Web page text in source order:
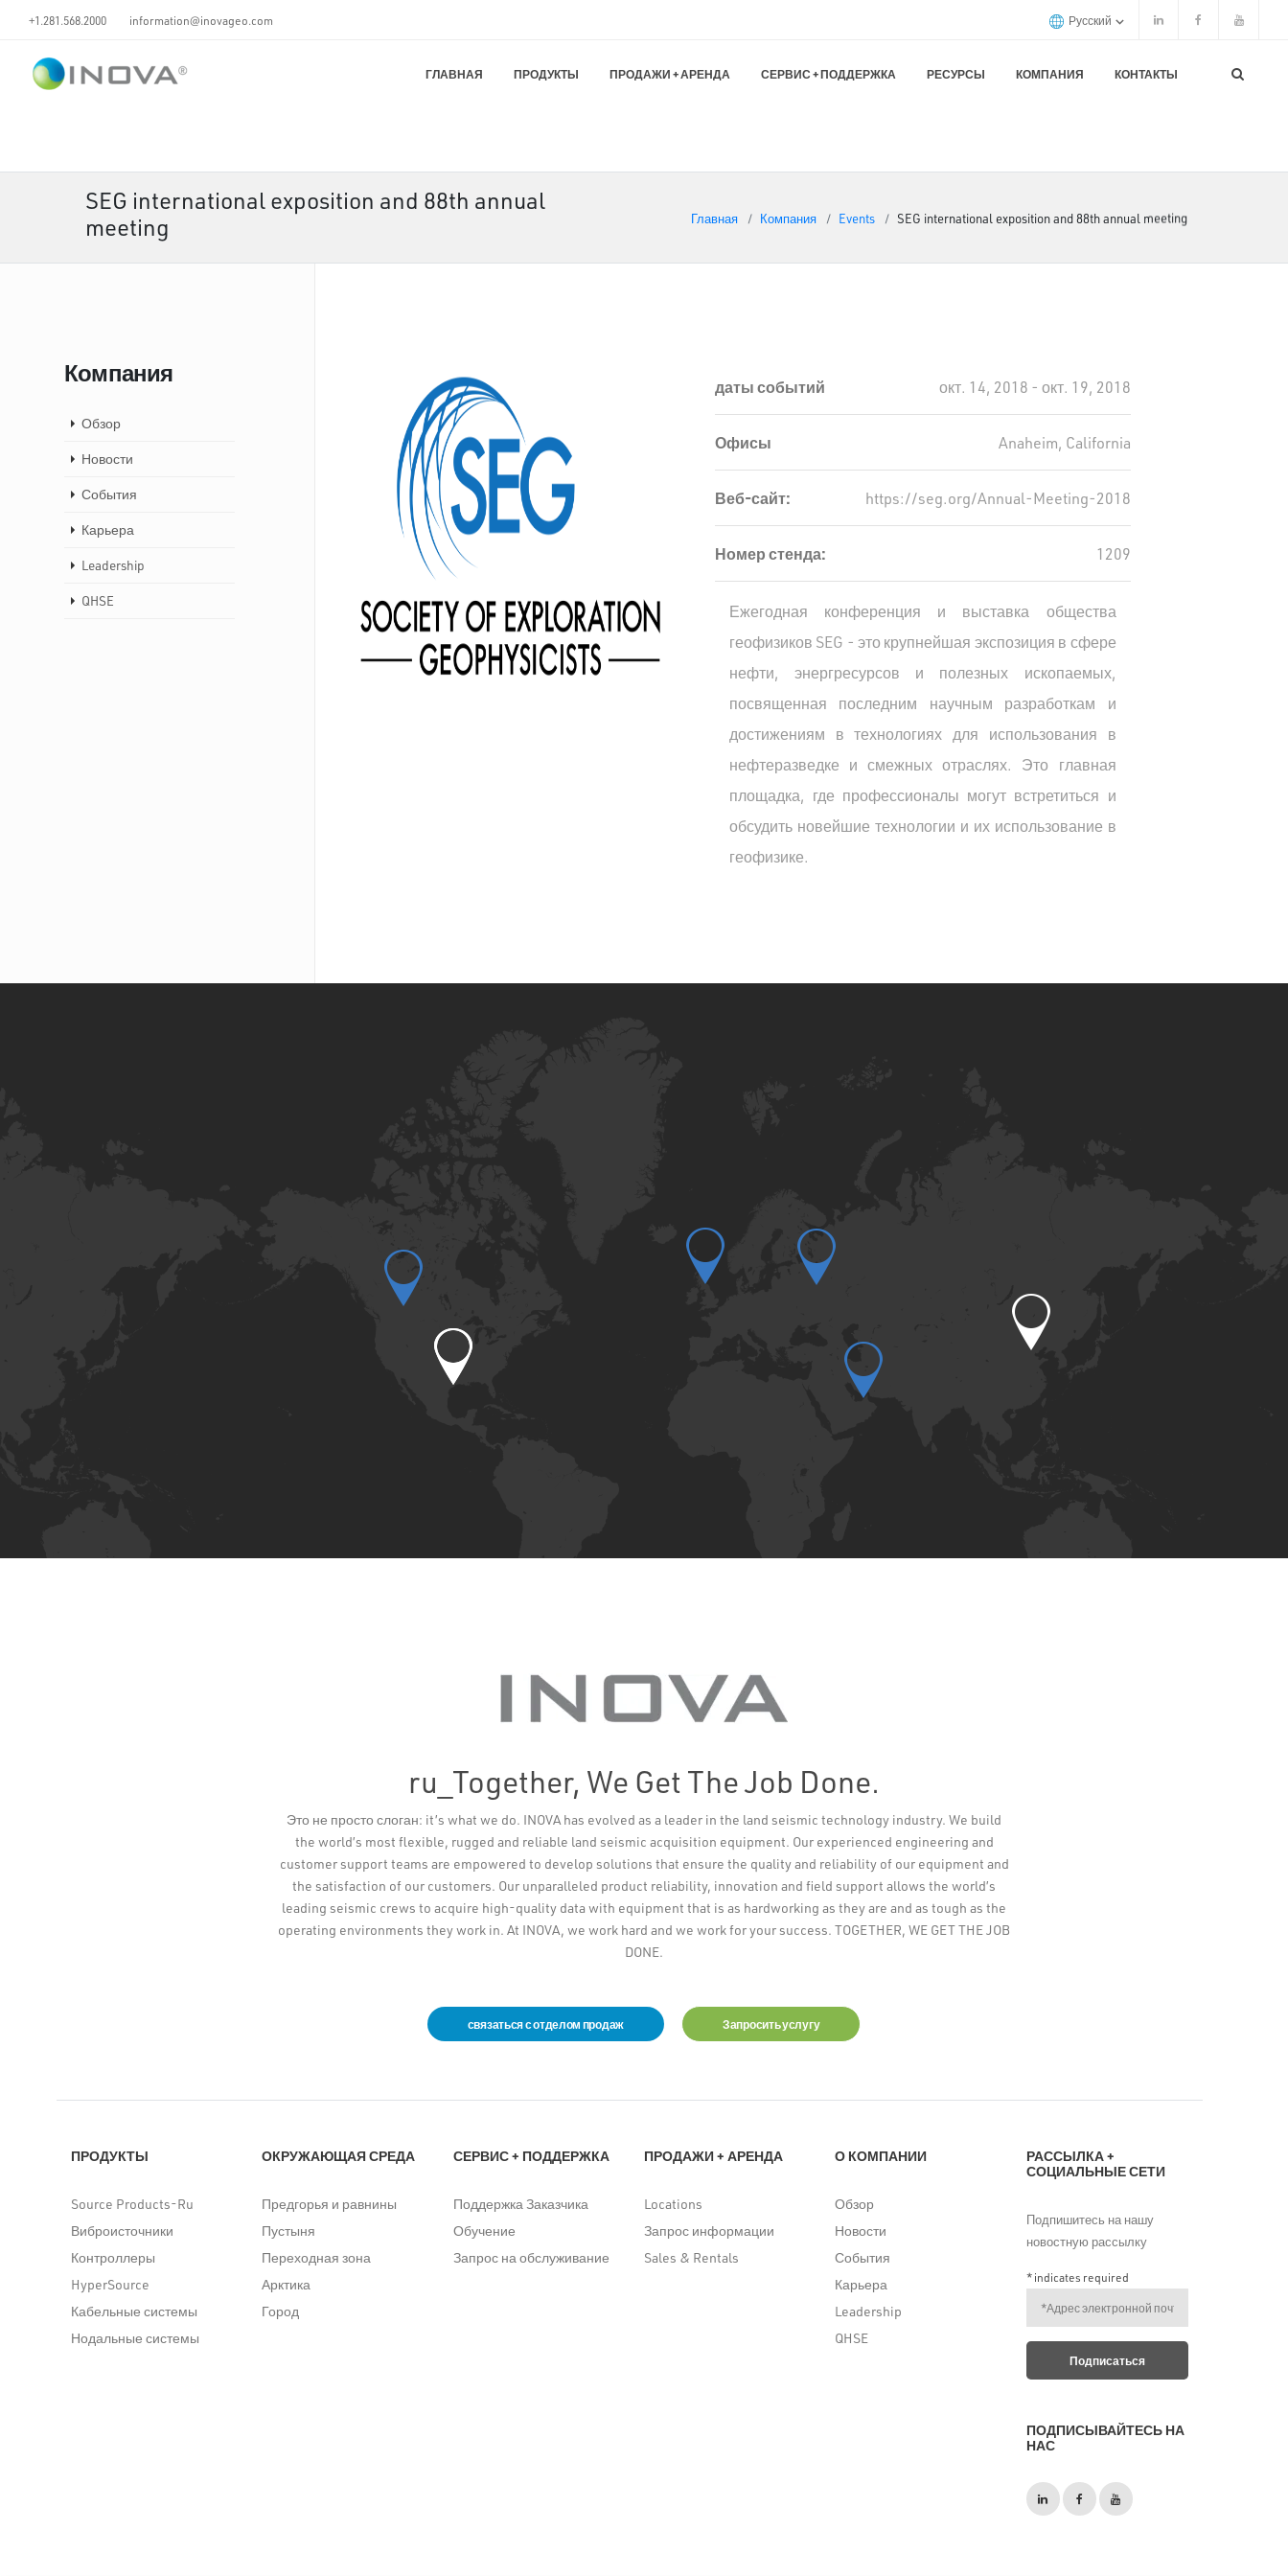
+1.281.568.2000 information@inovageo.com Русский
ГЛАВНАЯ ПРОДУКТЫ ПРОДАЖИ + АРЕНДА СЕРВИС + ПОДДЕРЖКА РЕСУРСЫ КОМПАНИЯ КОНТАКТЫ
SEG international exposition and 88th annual
meeting
Главная Компания Events SEG international exposition and 88th annual meeting
Компания
Обзор
Новости
События
Карьера
Leadership
QHSE
даты событий окт. 14, 2018 - окт. 19, 2018
Офисы Anaheim, California
Веб-сайт: https://seg.org/Annual-Meeting-2018
Номер стенда: 1209
Ежегодная конференция и выставка общества
геофизиков SEG - это крупнейшая экспозиция в сфере
нефти, энергресурсов и полезных ископаемых,
посвященная последним научным разработкам и
достижениям в технологиях для использования в
нефтеразведке и смежных отраслях. Это главная
площадка, где профессионалы могут встретиться и
обсудить новейшие технологии и их использование в
геофизике.
ru_Together, We Get The Job Done.
Это не просто слоган: it’s what we do. INOVA has evolved as a leader in the land seismic technology industry. We build
the world’s most flexible, rugged and reliable land seismic acquisition equipment. Our experienced engineering and
customer support teams are empowered to develop solutions that ensure the quality and reliability of our equipment and
the satisfaction of our customers. Our unparalleled product reliability, innovation and field support allows the world’s
leading seismic crews to acquire high-quality data with equipment that is as hardworking as they are and as tough as the
operating environments they work in. At INOVA, we work hard and we work for your success. TOGETHER, WE GET THE JOB
DONE.
связаться с отделом продаж Запросить услугу
ПРОДУКТЫ
Source Products-Ru
Виброисточники
Контроллеры
HyperSource
Кабельные системы
Нодальные системы
ОКРУЖАЮЩАЯ СРЕДА
Предгорья и равнины
Пустыня
Переходная зона
Арктика
Город
СЕРВИС + ПОДДЕРЖКА
Поддержка Заказчика
Обучение
Запрос на обслуживание
ПРОДАЖИ + АРЕНДА
Locations
Запрос информации
Sales & Rentals
О КОМПАНИИ
Обзор
Новости
События
Карьера
Leadership
QHSE
РАССЫЛКА +
СОЦИАЛЬНЫЕ СЕТИ
Подпишитесь на нашу
новостную рассылку
*indicates required
ПОДПИСЫВАЙТЕСЬ НА
НАС